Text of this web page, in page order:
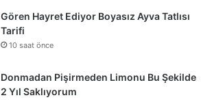
Gören Hayret Ediyor Boyasız Ayva Tatlısı
Tarifi
10 saat önce
Donmadan Pişirmeden Limonu Bu Şekilde
2 Yıl Saklıyorum